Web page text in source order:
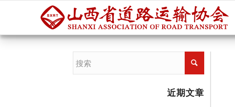
近期文章